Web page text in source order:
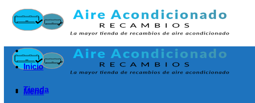
Menú
Inicio
Tienda